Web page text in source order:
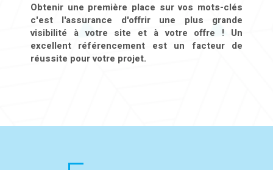
Obtenir une première place sur vos mots-clés
c'est l'assurance d'offrir une plus grande
visibilité à votre site et à votre offre ! Un
excellent référencement est un facteur de
réussite pour votre projet.